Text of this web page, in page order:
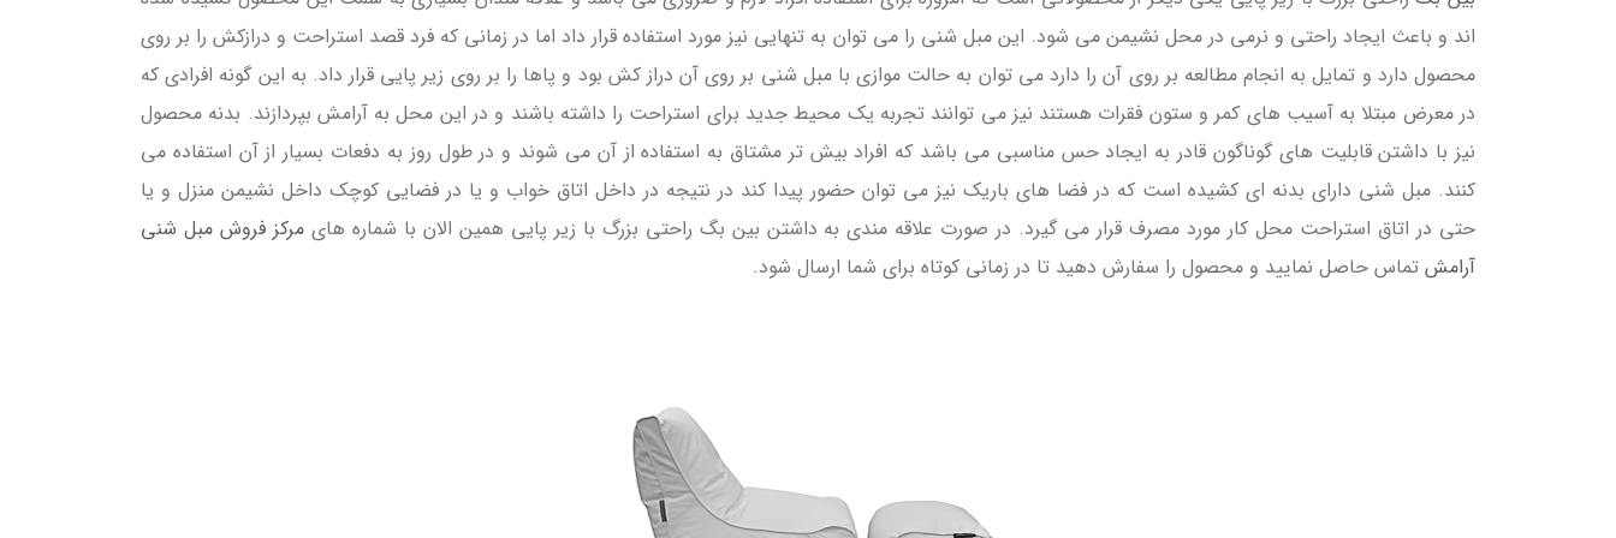
اند و باعث ایجاد راحتی و نرمی در محل نشیمن می شود. این مبل شنی را می توان به تنهایی نیز مورد استفاده قرار داد اما در زمانی که فرد قصد استراحت و درازکش را بر روی
محصول دارد و تمایل به انجام مطالعه بر روی آن را دارد می توان به حالت موازی با مبل شنی بر روی آن دراز کش بود و پاها را بر روی زیر پایی قرار داد. به این گونه افرادی که
در معرض مبتلا به آسیب های کمر و ستون فقرات هستند نیز می توانند تجربه یک محیط جدید برای استراحت را داشته باشند و در این محل به آرامش بپردازند. بدنه محصول
نیز با داشتن قابلیت های گوناگون قادر به ایجاد حس مناسبی می باشد که افراد بیش تر مشتاق به استفاده از آن می شوند و در طول روز به دفعات بسیار از آن استفاده می
کنند. مبل شنی دارای بدنه ای کشیده است که در فضا های باریک نیز می توان حضور پیدا کند در نتیجه در داخل اتاق خواب و یا در فضایی کوچک داخل نشیمن منزل و یا
حتی در اتاق استراحت محل کار مورد مصرف قرار می گیرد. در صورت علاقه مندی به داشتن بین بگ راحتی بزرگ با زیر پایی همین الان با شماره هایمرکز فروش مبل شنی
آرامش تماس حاصل نمایید و محصول را سفارش دهید تا در زمانی کوتاه برای شما ارسال شود.